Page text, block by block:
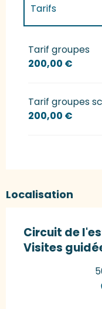
Tarifs
Tarifs 2027
Tarif groupes
200,00 €
Tarif groupes
200,00 €
Localisation
Circuit de
Visites